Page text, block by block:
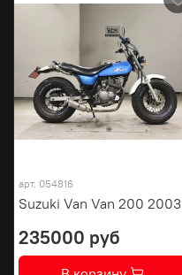
арт. 054816
Suzuki Van Van 200 2003
235000 руб